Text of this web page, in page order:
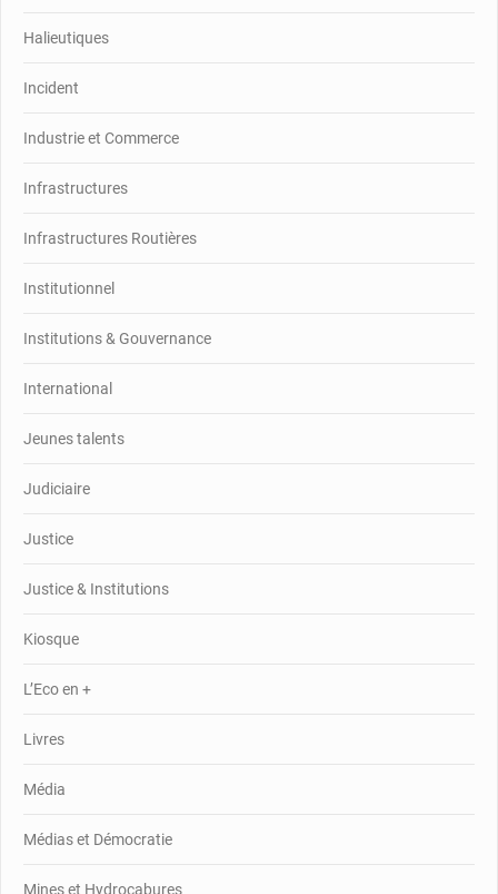
Halieutiques
Incident
Industrie et Commerce
Infrastructures
Infrastructures Routières
Institutionnel
Institutions & Gouvernance
International
Jeunes talents
Judiciaire
Justice
Justice & Institutions
Kiosque
L’Eco en +
Livres
Média
Médias et Démocratie
Mines et Hydrocabures